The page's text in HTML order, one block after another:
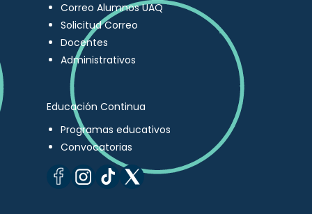
Correo Alumnos UAQ
Solicitud Correo
Docentes
Administrativos
Educación Continua
Programas educativos
Convocatorias